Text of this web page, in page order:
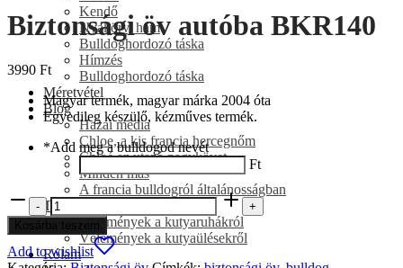
Kendő
Nyakörv, hám
Bulldoghordozó táska
Hímzés
Bulldoghordozó táska
Méretvétel
Blog
Hazai média
Chloe, a kis francia hercegnőm
Chloé az utazó nagykövet
Minden más
A francia bulldogról általánosságban
Ti mondtátok
Vélemények a kutyaruhákról
Vélemények a kutyaülésekről
Rólam
Biztonsági öv autóba BKR140
3990 Ft
Magyar termék, magyar márka 2004 óta
Egyedileg készülő, kézműves termék.
*Add meg a bulldogod nevét
Ft
-
Biztonsági
öv
autóba
BKR140
mennyiség
+
Kosárba teszem
Add to wishlist